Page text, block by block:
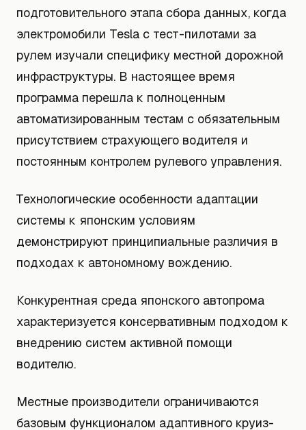
подготовительного этапа сбора данных, когда
электромобили Tesla с тест-пилотами за
рулем изучали специфику местной дорожной
инфраструктуры. В настоящее время
программа перешла к полноценным
автоматизированным тестам с обязательным
присутствием страхующего водителя и
постоянным контролем рулевого управления.
Технологические особенности адаптации
системы к японским условиям
демонстрируют принципиальные различия в
подходах к автономному вождению.
Конкурентная среда японского автопрома
характеризуется консервативным подходом к
внедрению систем активной помощи
водителю.
Местные производители ограничиваются
базовым функционалом адаптивного круиз-